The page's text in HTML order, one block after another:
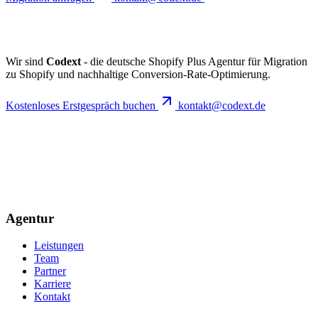
Wir sind Codext - die deutsche Shopify Plus Agentur für Migration
zu Shopify und nachhaltige Conversion-Rate-Optimierung.
Kostenloses Erstgespräch buchen kontakt@codext.de
Agentur
Leistungen
Team
Partner
Karriere
Kontakt